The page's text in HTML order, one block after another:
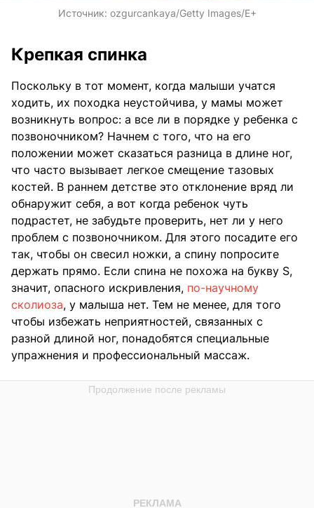
Источник: ozgurcankaya/Getty Images/E+
Крепкая спинка
Поскольку в тот момент, когда малыши учатся
ходить, их походка неустойчива, у мамы может
возникнуть вопрос: а все ли в порядке у ребенка с
позвоночником? Начнем с того, что на его
положении может сказаться разница в длине ног,
что часто вызывает легкое смещение тазовых
костей. В раннем детстве это отклонение вряд ли
обнаружит себя, а вот когда ребенок чуть
подрастет, не забудьте проверить, нет ли у него
проблем с позвоночником. Для этого посадите его
так, чтобы он свесил ножки, а спину попросите
держать прямо. Если спина не похожа на букву S,
значит, опасного искривления, по-научному
сколиоза, у малыша нет. Тем не менее, для того
чтобы избежать неприятностей, связанных с
разной длиной ног, понадобятся специальные
упражнения и профессиональный массаж.